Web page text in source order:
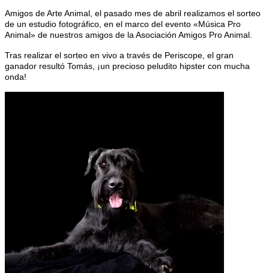
Amigos de Arte Animal, el pasado mes de abril realizamos el sorteo
de un estudio fotográfico, en el marco del evento «Música Pro
Animal» de nuestros amigos de la Asociación Amigos Pro Animal.
Tras realizar el sorteo en vivo a través de Periscope, el gran
ganador resultó Tomás, ¡un precioso peludito hipster con mucha
onda!